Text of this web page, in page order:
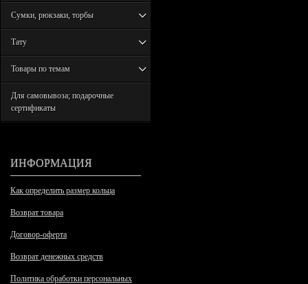
Сумки, рюкзаки, торбы
Тату
Товары по темам
Для самовывоза; подарочные
сертификаты
ИНФОРМАЦИЯ
Как определить размер кольца
Возврат товара
Договор-оферта
Возврат денежных средств
Политика обработки персональных